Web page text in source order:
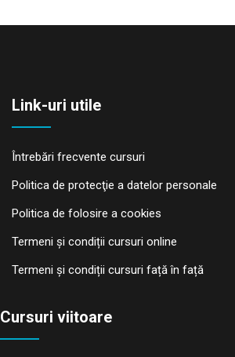
Link-uri utile
Întrebări frecvente cursuri
Politica de protecţie a datelor personale
Politica de folosire a cookies
Termeni și condiții cursuri online
Termeni și condiții cursuri față în față
Cursuri viitoare